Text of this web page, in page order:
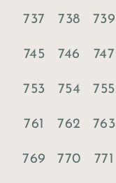
737 738 739
745 746 747
753 754 755
761 762 763
769 770 771